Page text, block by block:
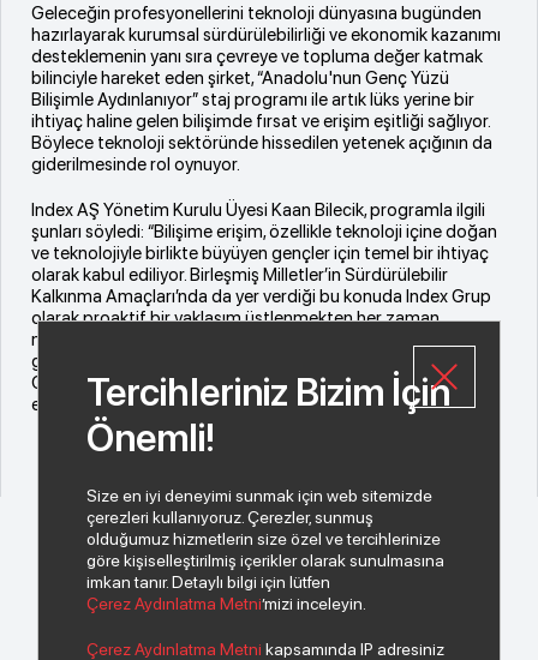
Geleceğin profesyonellerini teknoloji dünyasına bugünden
hazırlayarak kurumsal sürdürülebilirliği ve ekonomik kazanımı
desteklemenin yanı sıra çevreye ve topluma değer katmak
bilinciyle hareket eden şirket, “Anadolu'nun Genç Yüzü
Bilişimle Aydınlanıyor” staj programı ile artık lüks yerine bir
ihtiyaç haline gelen bilişimde fırsat ve erişim eşitliği sağlıyor.
Böylece teknoloji sektöründe hissedilen yetenek açığının da
giderilmesinde rol oynuyor.
Index AŞ Yönetim Kurulu Üyesi Kaan Bilecik, programla ilgili
şunları söyledi: “Bilişime erişim, özellikle teknoloji içine doğan
ve teknolojiyle birlikte büyüyen gençler için temel bir ihtiyaç
olarak kabul ediliyor. Birleşmiş Milletler’in Sürdürülebilir
Kalkınma Amaçları’nda da yer verdiği bu konuda Index Grup
olarak proaktif bir yaklaşım üstlenmekten her zaman
mutluluk duyuyoruz. Dijitalleşme gibi yenilikçi ve vizyoner
girişimlerin sektörümüzdeki öncüsü olarak Anadolu'nun
Genç Yüzü Bilişimle Aydınlanıyor programına bu yıl da devam
ettiğimiz için heyecanlıyız.” dedi.
Tercihleriniz Bizim İçin
Önemli!
Size en iyi deneyimi sunmak için web sitemizde
çerezleri kullanıyoruz. Çerezler, sunmuş
olduğumuz hizmetlerin size özel ve tercihlerinize
göre kişiselleştirilmiş içerikler olarak sunulmasına
imkan tanır. Detaylı bilgi için lütfen
Çerez Aydınlatma Metni’mizi inceleyin.
Çerez Aydınlatma Metni kapsamında IP adresiniz